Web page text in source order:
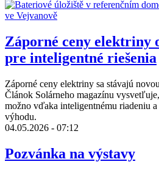
Záporné ceny elektriny
pre inteligentné riešenia
Záporné ceny elektriny sa stávajú
Článok Solárneho magazínu
možno vďaka inteligentnému riadeniu
výhodu.
04.05.2026 - 07:12
Pozvánka na výstavy